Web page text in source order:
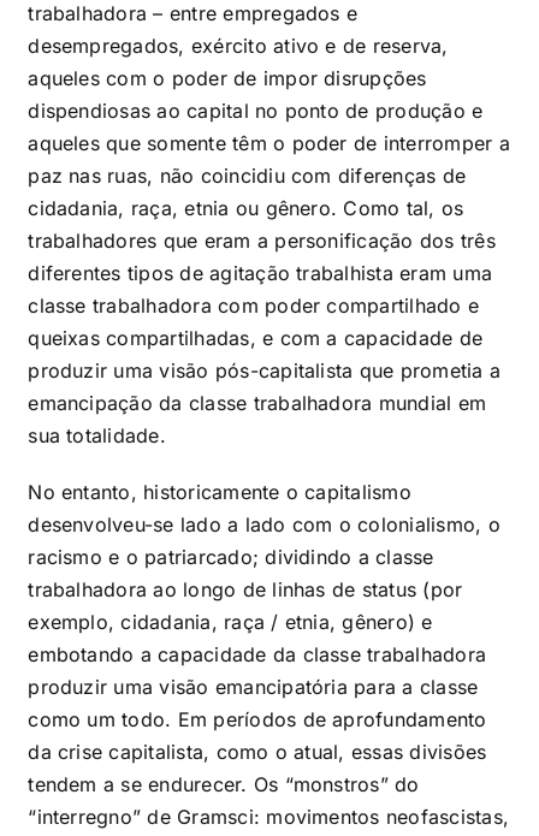
trabalhadora – entre empregados e
desempregados, exército ativo e de reserva,
aqueles com o poder de impor disrupções
dispendiosas ao capital no ponto de produção e
aqueles que somente têm o poder de interromper a
paz nas ruas, não coincidiu com diferenças de
cidadania, raça, etnia ou gênero. Como tal, os
trabalhadores que eram a personificação dos três
diferentes tipos de agitação trabalhista eram uma
classe trabalhadora com poder compartilhado e
queixas compartilhadas, e com a capacidade de
produzir uma visão pós-capitalista que prometia a
emancipação da classe trabalhadora mundial em
sua totalidade.
No entanto, historicamente o capitalismo
desenvolveu-se lado a lado com o colonialismo, o
racismo e o patriarcado; dividindo a classe
trabalhadora ao longo de linhas de status (por
exemplo, cidadania, raça / etnia, gênero) e
embotando a capacidade da classe trabalhadora
produzir uma visão emancipatória para a classe
como um todo. Em períodos de aprofundamento
da crise capitalista, como o atual, essas divisões
tendem a se endurecer. Os “monstros” do
“interregno” de Gramsci: movimentos neofascistas,